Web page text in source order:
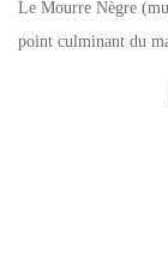
Le Mourre Nègre
point culminant du